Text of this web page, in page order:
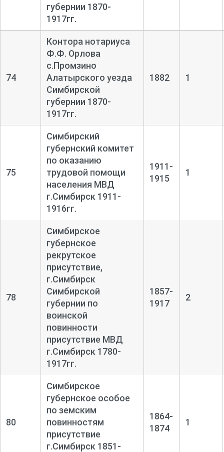
губернии 1870-
1917гг.
74
Контора нотариуса
Ф.Ф. Орлова
с.Промзино
Алатырского уезда
Симбирской
губернии 1870-
1917гг.
1882 1
75
Симбирский
губернский комитет
по оказанию
трудовой помощи
населения МВД
г.Симбирск 1911-
1916гг.
1911-
1915
1
78
Симбирское
губернское
рекрутское
присутствие,
г.Симбирск
Симбирской
губернии по
воинской
повинности
присутствие МВД
г.Симбирск 1780-
1917гг.
1857-
1917
2
80
Симбирское
губернское особое
по земским
повинностям
присутствие
г.Симбирск 1851-
1864-
1874
1